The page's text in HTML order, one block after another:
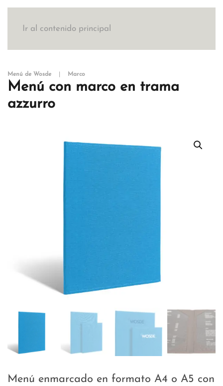
Ir al contenido principal
Menú de Wosde Marco
Menú con marco en trama
azzurro
Menú enmarcado en formato A4 o A5 con